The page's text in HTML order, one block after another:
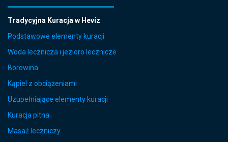
Tradycyjna Kuracja w Hevíz
Podstawowe elementy kuracji
Woda lecznicza i jezioro lecznicze
Borowina
Kąpiel z obciążeniami
Uzupełniające elementy kuracji
Kuracja pitna
Masaż leczniczy